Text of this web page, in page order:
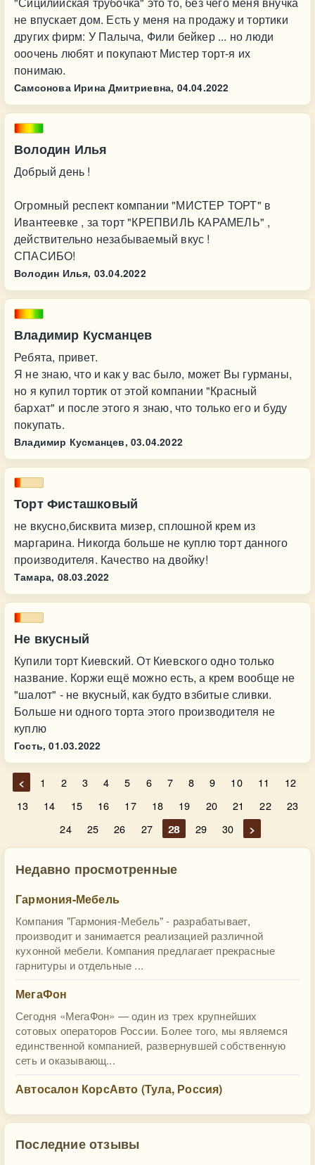
не впускает дом. Есть у меня на продажу и тортики
других фирм: У Палыча, Фили бейкер ... но люди
ооочень любят и покупают Мистер торт-я их
понимаю.
Самсонова Ирина Дмитриевна, 04.04.2022
Володин Илья
Добрый день !
Огромный респект компании "МИСТЕР ТОРТ" в
Ивантеевке , за торт "КРЕПВИЛЬ КАРАМЕЛЬ" ,
действительно незабываемый вкус !
СПАСИБО!
Володин Илья, 03.04.2022
Владимир Кусманцев
Ребята, привет.
Я не знаю, что и как у вас было, может Вы гурманы,
но я купил тортик от этой компании "Красный
бархат" и после этого я знаю, что только его и буду
покупать.
Владимир Кусманцев, 03.04.2022
Торт Фисташковый
не вкусно,бисквита мизер, сплошной крем из
маргарина. Никогда больше не куплю торт данного
производителя. Качество на двойку!
Тамара, 08.03.2022
Не вкусный
Купили торт Киевский. От Киевского одно только
название. Коржи ещё можно есть, а крем вообще не
"шалот" - не вкусный, как будто взбитые сливки.
Больше ни одного торта этого производителя не
куплю
Гость, 01.03.2022
< 1 2 3 4 5 6 7 8 9 10 11
12
13
14 15 16 17 18 19 20 21 22
23
24
25 26 27 28 29 30 >
Недавно просмотренные
Гармония-Мебель
Компания "Гармония-Мебель" - разрабатывает,
производит и занимается реализацией различной
кухонной мебели. Компания предлагает прекрасные
гарнитуры и отдельные ...
МегаФон
Сегодня «МегаФон» — один из трех крупнейших
сотовых операторов России. Более того, мы являемся
единственной компанией, развернувшей собственную
сеть и оказывающ...
Автосалон КорсАвто (Тула, Россия)
Последние отзывы